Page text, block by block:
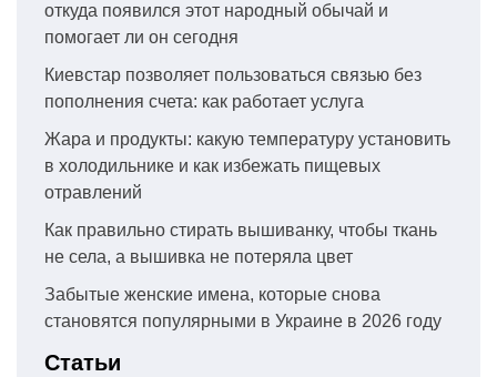
откуда появился этот народный обычай и
помогает ли он сегодня
Киевстар позволяет пользоваться связью без
пополнения счета: как работает услуга
Жара и продукты: какую температуру установить
в холодильнике и как избежать пищевых
отравлений
Как правильно стирать вышиванку, чтобы ткань
не села, а вышивка не потеряла цвет
Забытые женские имена, которые снова
становятся популярными в Украине в 2026 году
Статьи